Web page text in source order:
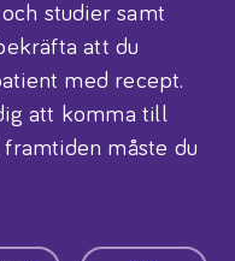
studier samt
att du
med recept.
att komma till
måste du